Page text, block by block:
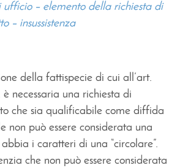
– elemento della richiesta di
– insussistenza
della fattispecie di cui all’art.
necessaria una richiesta di
che sia qualificabile come diffida
non può essere considerata una
i caratteri di una “circolare”.
che non può essere considerata